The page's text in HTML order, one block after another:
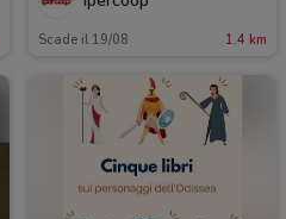
Scade il 19/08 1.4 km